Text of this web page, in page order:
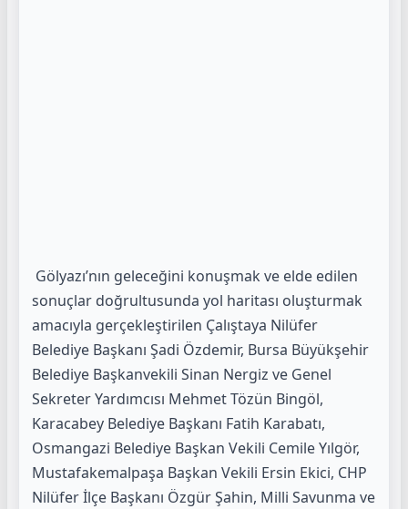
Gölyazı’nın geleceğini konuşmak ve elde edilen
sonuçlar doğrultusunda yol haritası oluşturmak
amacıyla gerçekleştirilen Çalıştaya Nilüfer
Belediye Başkanı Şadi Özdemir, Bursa Büyükşehir
Belediye Başkanvekili Sinan Nergiz ve Genel
Sekreter Yardımcısı Mehmet Tözün Bingöl,
Karacabey Belediye Başkanı Fatih Karabatı,
Osmangazi Belediye Başkan Vekili Cemile Yılgör,
Mustafakemalpaşa Başkan Vekili Ersin Ekici, CHP
Nilüfer İlçe Başkanı Özgür Şahin, Milli Savunma ve